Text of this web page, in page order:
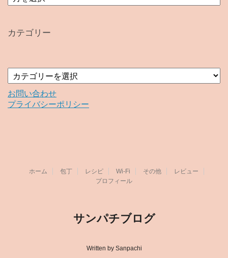
ー
ブ
カテゴリー
テ
ゴ
リ
お問い合わせ
プライバシーポリシー
ホーム 包丁 レシピ Wi-Fi その他
レビュー
プロフィール
サンパチブログ
Written by Sanpachi